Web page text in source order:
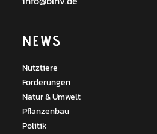
NEWS
Nutztiere
Forderungen
Natur & Umwelt
Pflanzenbau
Politik